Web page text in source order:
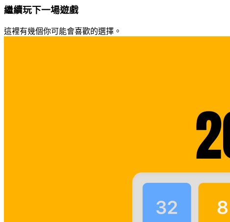
繼續玩下一場遊戲
這裡有幾個你可能會喜歡的選擇。